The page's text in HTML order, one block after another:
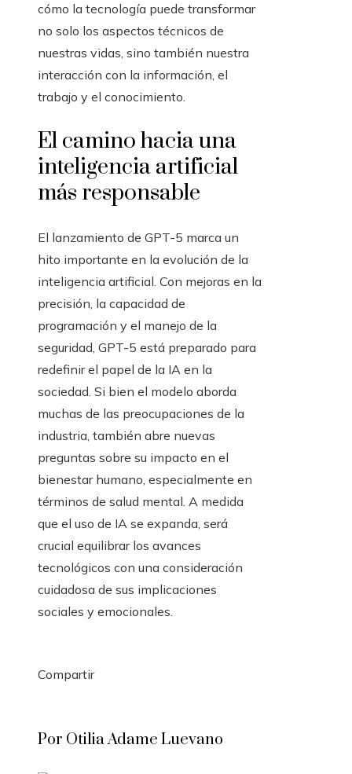
cómo la tecnología puede transformar
no solo los aspectos técnicos de
nuestras vidas, sino también nuestra
interacción con la información, el
trabajo y el conocimiento.
El camino hacia una
inteligencia artificial
más responsable
El lanzamiento de GPT-5 marca un
hito importante en la evolución de la
inteligencia artificial. Con mejoras en la
precisión, la capacidad de
programación y el manejo de la
seguridad, GPT-5 está preparado para
redefinir el papel de la IA en la
sociedad. Si bien el modelo aborda
muchas de las preocupaciones de la
industria, también abre nuevas
preguntas sobre su impacto en el
bienestar humano, especialmente en
términos de salud mental. A medida
que el uso de IA se expanda, será
crucial equilibrar los avances
tecnológicos con una consideración
cuidadosa de sus implicaciones
sociales y emocionales.
Compartir
Por Otilia Adame Luevano